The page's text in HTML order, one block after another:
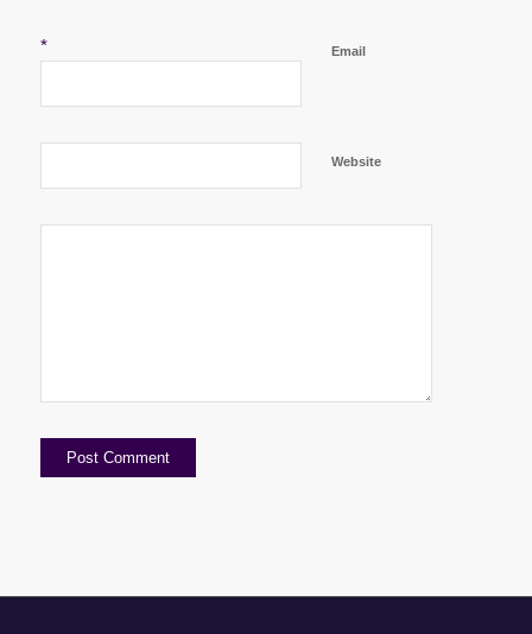
Email
*
Website